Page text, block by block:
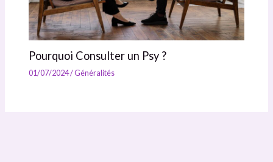
Pourquoi Consulter un Psy ?
01/07/2024/Généralités